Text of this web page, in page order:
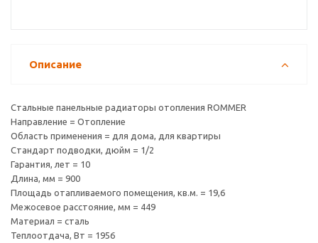
Описание
Стальные панельные радиаторы отопления ROMMER
Направление = Отопление
Область применения = для дома, для квартиры
Стандарт подводки, дюйм = 1/2
Гарантия, лет = 10
Длина, мм = 900
Площадь отапливаемого помещения, кв.м. = 19,6
Межосевое расстояние, мм = 449
Материал = сталь
Теплоотдача, Вт = 1956